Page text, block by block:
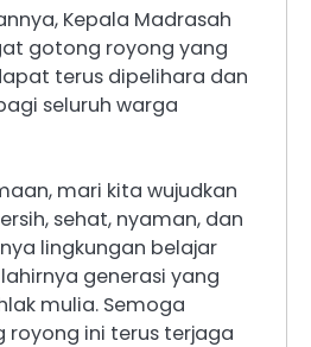
Kepala Madrasah
gotong royong yang
terus dipelihara dan
seluruh warga
mari kita wujudkan
sehat, nyaman, dan
lingkungan belajar
generasi yang
mulia. Semoga
ini terus terjaga